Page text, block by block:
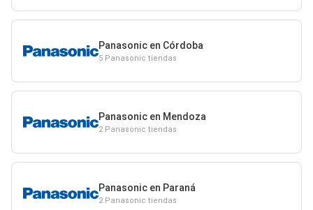
Panasonic en Córdoba
5 Panasonic tiendas
Panasonic en Mendoza
2 Panasonic tiendas
Panasonic en Paraná
2 Panasonic tiendas